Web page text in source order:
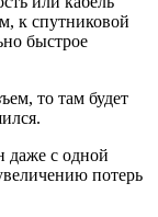
к спутниковой
быстрое
то там будет
даже с одной
потерь